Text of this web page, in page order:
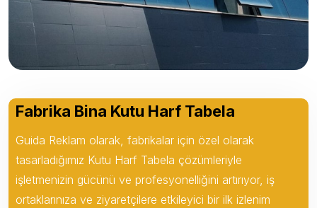
Fabrika Bina Kutu Harf Tabela
Guida Reklam olarak, fabrikalar için özel olarak
tasarladığımız Kutu Harf Tabela çözümleriyle
işletmenizin gücünü ve profesyonelliğini artırıyor, iş
ortaklarınıza ve ziyaretçilere etkileyici bir ilk izlenim